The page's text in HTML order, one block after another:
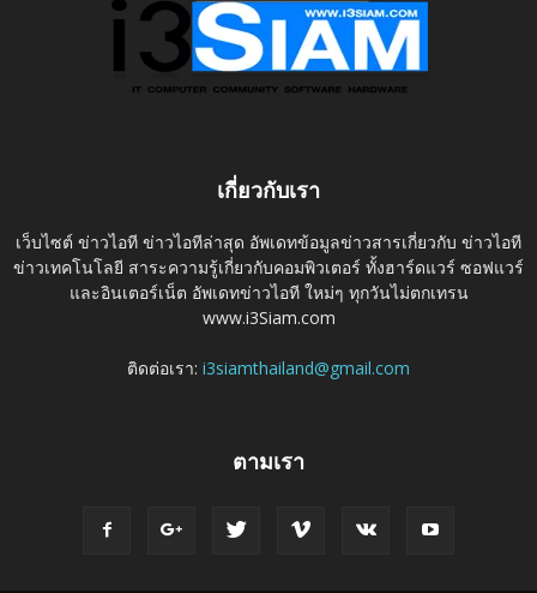
เกี่ยวกับเรา
เว็บไซต์ ข่าวไอที ข่าวไอทีล่าสุด อัพเดทข้อมูลข่าวสารเกี่ยวกับ ข่าวไอที
ข่าวเทคโนโลยี สาระความรู้เกี่ยวกับคอมพิวเตอร์ ทั้งฮาร์ดแวร์ ซอฟแวร์
และอินเตอร์เน็ต อัพเดทข่าวไอที ใหม่ๆ ทุกวันไม่ตกเทรน
www.i3Siam.com
ติดต่อเรา: i3siamthailand@gmail.com
ตามเรา